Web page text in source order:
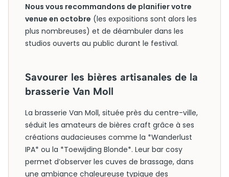
Nous vous recommandons de planifier votre
venue en octobre (les expositions sont alors les
plus nombreuses) et de déambuler dans les
studios ouverts au public durant le festival.
Savourer les bières artisanales de la
brasserie Van Moll
La brasserie Van Moll, située près du centre-ville,
séduit les amateurs de bières craft grâce à ses
créations audacieuses comme la *Wanderlust
IPA* ou la *Toewijding Blonde*. Leur bar cosy
permet d’observer les cuves de brassage, dans
une ambiance chaleureuse typique des